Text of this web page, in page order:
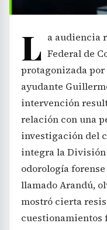
L a audiencia
Federal de
protagonizada
ayudante
intervención
relación con una
investigación del
integra la División
odorología
llamado Arandú,
mostró cierta
cuestionamientos